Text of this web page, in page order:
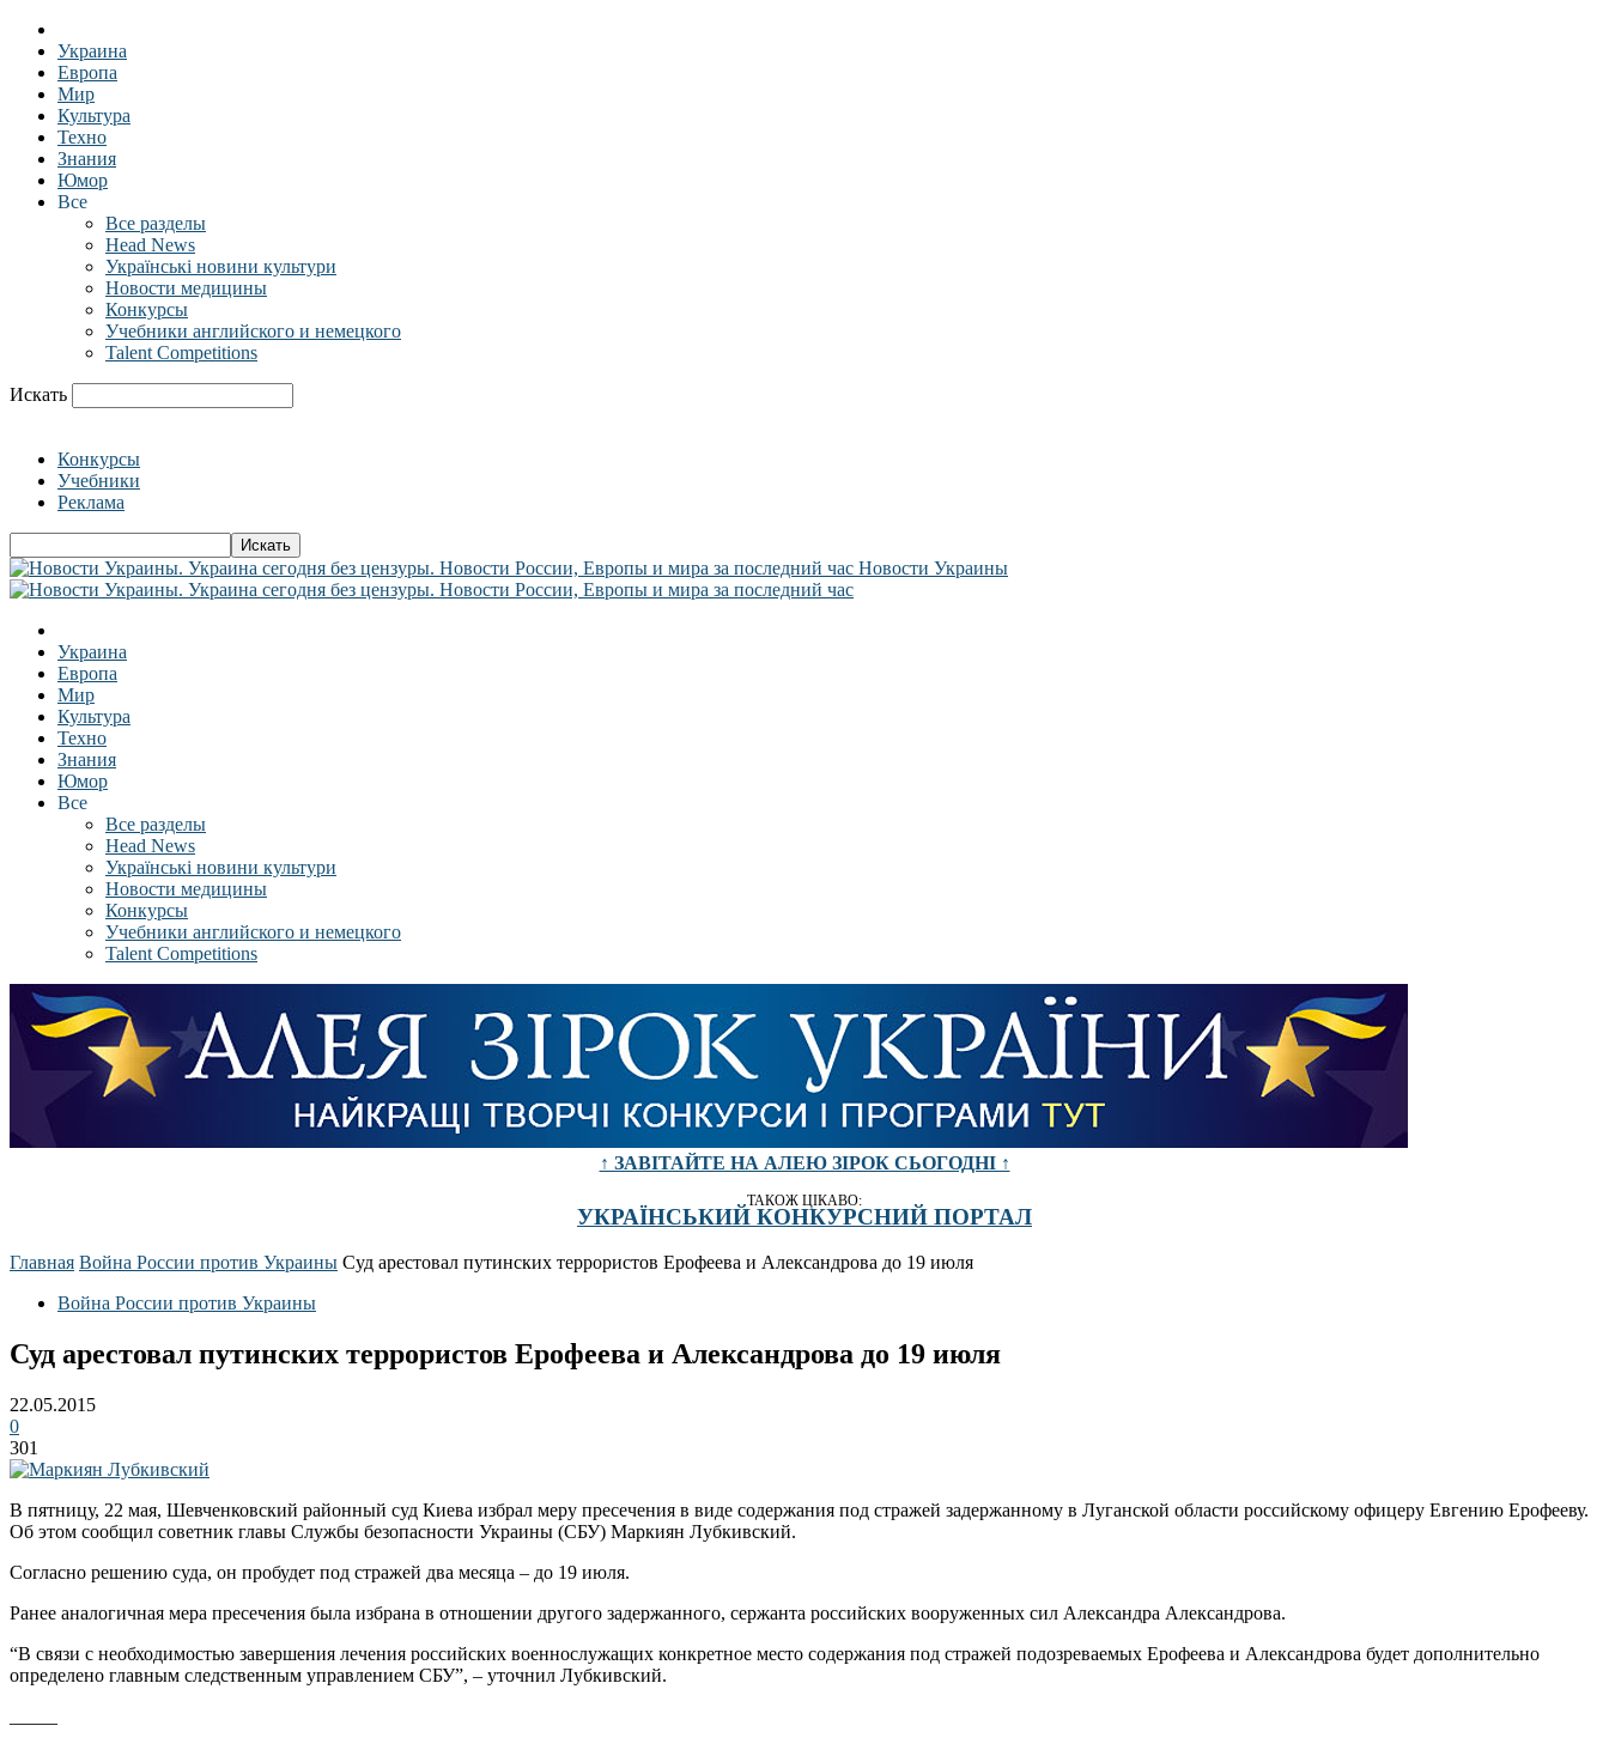
Украина
Европа
Мир
Культура
Техно
Знания
Юмор
Все
Все разделы
Head News
Українські новини культури
Новости медицины
Конкурсы
Учебники английского и немецкого
Talent Competitions
Искать
Конкурсы
Учебники
Реклама
Новости Украины
Украина
Европа
Мир
Культура
Техно
Знания
Юмор
Все
Все разделы
Head News
Українські новини культури
Новости медицины
Конкурсы
Учебники английского и немецкого
Talent Competitions
↑ ЗАВІТАЙТЕ НА АЛЕЮ ЗІРОК СЬОГОДНІ ↑
ТАКОЖ ЦІКАВО:
УКРАЇНСЬКИЙ КОНКУРСНИЙ ПОРТАЛ
Главная Война России против Украины Суд арестовал путинских террористов Ерофеева и Александрова до 19 июля
Война России против Украины
Суд арестовал путинских террористов Ерофеева и Александрова до 19 июля
22.05.2015
0
301
В пятницу, 22 мая, Шевченковский районный суд Киева избрал меру пресечения в виде содержания под стражей задержанному в Луганской области российскому офицеру Евгению Ерофееву.
Об этом сообщил советник главы Службы безопасности Украины (СБУ) Маркиян Лубкивский.
Согласно решению суда, он пробудет под стражей два месяца – до 19 июля.
Ранее аналогичная мера пресечения была избрана в отношении другого задержанного, сержанта российских вооруженных сил Александра Александрова.
“В связи с необходимостью завершения лечения российских военнослужащих конкретное место содержания под стражей подозреваемых Ерофеева и Александрова будет дополнительно
определено главным следственным управлением СБУ”, – уточнил Лубкивский.